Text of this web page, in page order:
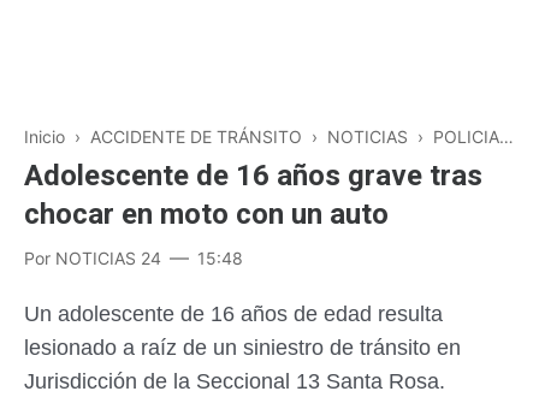
Inicio › ACCIDENTE DE TRÁNSITO › NOTICIAS › POLICIALES
Adolescente de 16 años grave tras
chocar en moto con un auto
Por NOTICIAS 24 15:48
Un adolescente de 16 años de edad resulta
lesionado a raíz de un siniestro de tránsito en
Jurisdicción de la Seccional 13 Santa Rosa.